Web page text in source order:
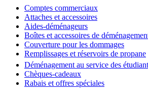
Comptes commerciaux
Attaches et accessoires
Aides-déménageurs
Boîtes et accessoires de
Couverture pour les dommages
Remplissages et réservoirs de propane
Déménagement au service des
Chèques-cadeaux
Rabais et offres spéciales